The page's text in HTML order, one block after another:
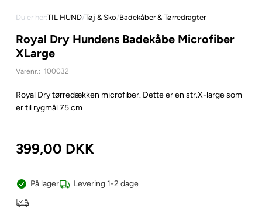
Du er her:TIL HUND/Tøj & Sko/Badekåber & Tørredragter
Royal Dry Hundens Badekåbe Microfiber
XLarge
Varenr.: 100032
Royal Dry tørredækken microfiber. Dette er en str.X-large som
er til rygmål 75 cm
399,00 DKK
På lager Levering 1-2 dage